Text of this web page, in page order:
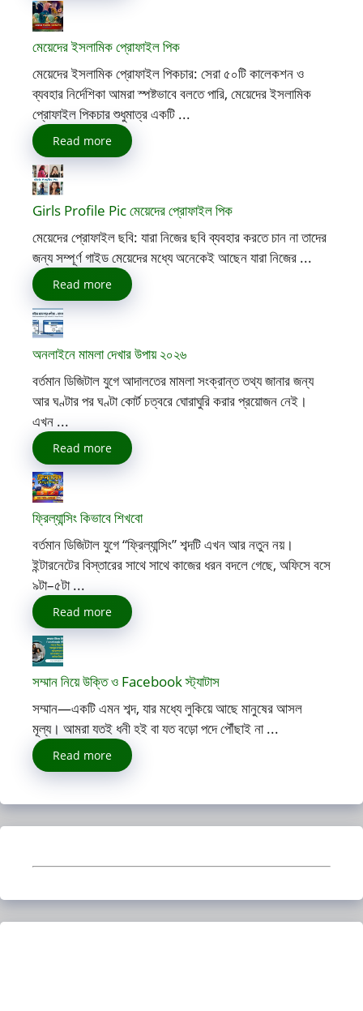
মেয়েদের ইসলামিক প্রোফাইল পিক
মেয়েদের ইসলামিক প্রোফাইল পিকচার: সেরা ৫০টি কালেকশন ও
ব্যবহার নির্দেশিকা আমরা স্পষ্টভাবে বলতে পারি, মেয়েদের ইসলামিক
প্রোফাইল পিকচার শুধুমাত্র একটি ...
Read more
Girls Profile Pic মেয়েদের প্রোফাইল পিক
মেয়েদের প্রোফাইল ছবি: যারা নিজের ছবি ব্যবহার করতে চান না তাদের
জন্য সম্পূর্ণ গাইড মেয়েদের মধ্যে অনেকেই আছেন যারা নিজের ...
Read more
অনলাইনে মামলা দেখার উপায় ২০২৬
বর্তমান ডিজিটাল যুগে আদালতের মামলা সংক্রান্ত তথ্য জানার জন্য
আর ঘণ্টার পর ঘণ্টা কোর্ট চত্বরে ঘোরাঘুরি করার প্রয়োজন নেই।
এখন ...
Read more
ফ্রিল্যান্সিং কিভাবে শিখবো
বর্তমান ডিজিটাল যুগে “ফ্রিল্যান্সিং” শব্দটি এখন আর নতুন নয়।
ইন্টারনেটের বিস্তারের সাথে সাথে কাজের ধরন বদলে গেছে, অফিসে বসে
৯টা–৫টা ...
Read more
সম্মান নিয়ে উক্তি ও Facebook স্ট্যাটাস
সম্মান—একটি এমন শব্দ, যার মধ্যে লুকিয়ে আছে মানুষের আসল
মূল্য। আমরা যতই ধনী হই বা যত বড়ো পদে পৌঁছাই না ...
Read more